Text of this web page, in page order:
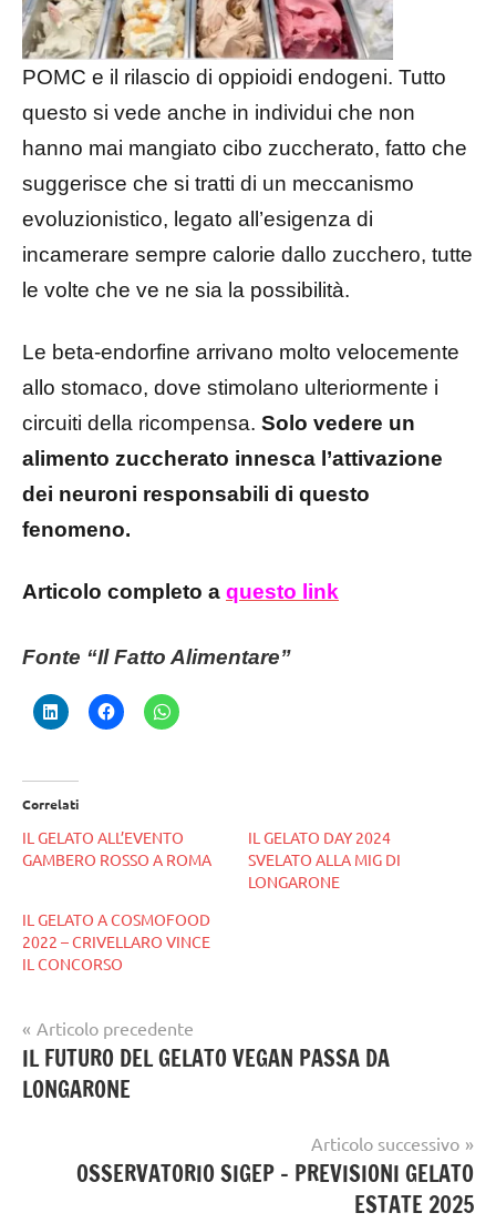
POMC e il rilascio di oppioidi endogeni. Tutto
questo si vede anche in individui che non
hanno mai mangiato cibo zuccherato, fatto che
suggerisce che si tratti di un meccanismo
evoluzionistico, legato all’esigenza di
incamerare sempre calorie dallo zucchero, tutte
le volte che ve ne sia la possibilità.
Le beta-endorfine arrivano molto velocemente
allo stomaco, dove stimolano ulteriormente i
circuiti della ricompensa. Solo vedere un
alimento zuccherato innesca l’attivazione
dei neuroni responsabili di questo
fenomeno.
Articolo completo a questo link
Fonte “Il Fatto Alimentare”
Correlati
IL GELATO ALL’EVENTO
GAMBERO ROSSO A ROMA
IL GELATO DAY 2024
SVELATO ALLA MIG DI
LONGARONE
IL GELATO A COSMOFOOD
2022 – CRIVELLARO VINCE
IL CONCORSO
gelataio
gelateria
gelato
Navigazione
articoli
Articolo precedente
IL FUTURO DEL GELATO VEGAN PASSA DA
LONGARONE
Articolo successivo
OSSERVATORIO SIGEP – PREVISIONI GELATO
ESTATE 2025